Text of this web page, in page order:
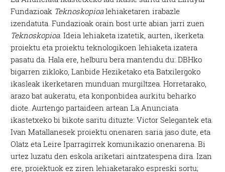
Fundazioak Teknoskopioalehiaketaren irabazle
izendatuta. Fundazioak orain bost urte abian jarri zuen
Teknoskopioa. Ideia lehiaketa izatetik, aurten, ikerketa
proiektu eta proiektu teknologikoen lehiaketa izatera
pasatu da. Hala ere, helburu bera mantendu du: DBHko
bigarren zikloko, Lanbide Heziketako eta Batxilergoko
ikasleak ikerketaren munduan murgiltzea. Horretarako,
arazo bat aukeratu, eta konponbidea aurkitu beharko
diote. Aurtengo partaideen artean La Anunciata
ikastetxeko bi bikote saritu dituzte: Victor Selegantek eta
Ivan Matallanesek proiektu onenaren saria jaso dute, eta
Olatz eta Leire Iparragirrek komunikazio onenarena. Bi
urtez luzatu den eskola ariketari aintzatespena dira. Izan
ere, proiektuok ez ziren lehiaketarako espreski sortu;